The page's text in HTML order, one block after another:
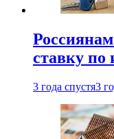
ставку по
3 года спустя3